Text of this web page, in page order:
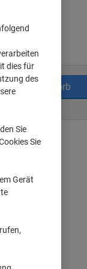
den Warenkorb
dies für
des
Sie
Sie
Gerät